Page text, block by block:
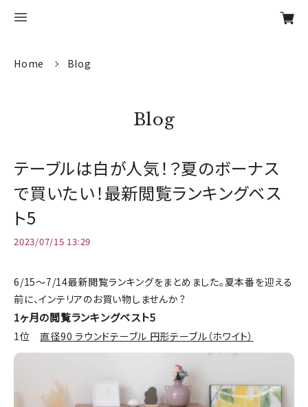
Home Blog
Blog
テーブルは白が人気！？夏のボーナス
で買いたい！最新閲覧ランキングベス
ト5
2023/07/15 13:29
6/15～7/14最新閲覧ランキングをまとめました。夏本番を迎える
前に、インテリアのお買い物しませんか？
1ヶ月の閲覧ランキングベスト5
1位直径90 ラウンドテーブル 円形テーブル（ホワイト）